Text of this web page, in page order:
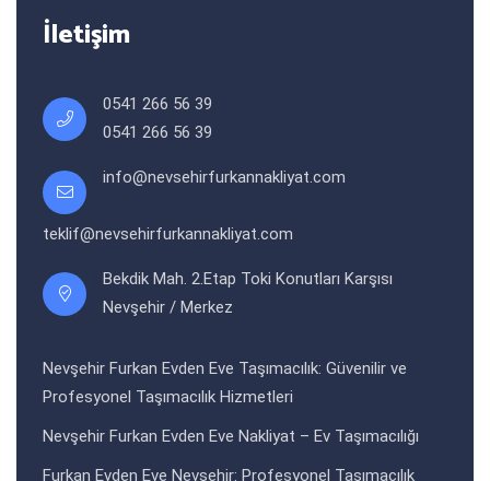
İletişim
0541 266 56 39
0541 266 56 39
info@nevsehirfurkannakliyat.com
teklif@nevsehirfurkannakliyat.com
Bekdik Mah. 2.Etap Toki Konutları Karşısı
Nevşehir / Merkez
Nevşehir Furkan Evden Eve Taşımacılık: Güvenilir ve
Profesyonel Taşımacılık Hizmetleri
Nevşehir Furkan Evden Eve Nakliyat – Ev Taşımacılığı
Furkan Evden Eve Nevşehir: Profesyonel Taşımacılık